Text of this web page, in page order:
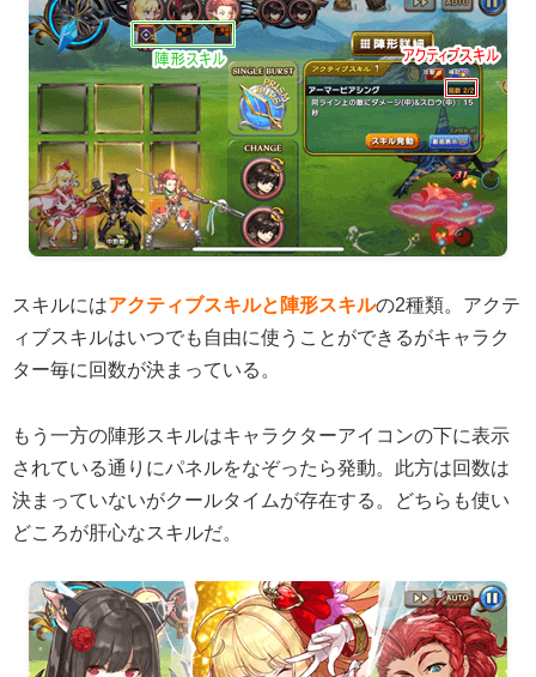
スキルにはアクティブスキルと陣形スキルの2種類。アクテ
ィブスキルはいつでも自由に使うことができるがキャラク
ター毎に回数が決まっている。
もう一方の陣形スキルはキャラクターアイコンの下に表示
されている通りにパネルをなぞったら発動。此方は回数は
決まっていないがクールタイムが存在する。どちらも使い
どころが肝心なスキルだ。